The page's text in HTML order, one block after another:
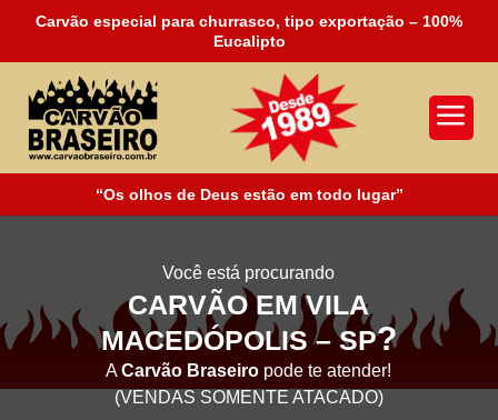
Carvão especial para churrasco, tipo exportação – 100%
Eucalipto
a
“Os olhos de Deus estão em todo lugar”
Você está procurando
CARVÃO EM VILA
MACEDÓPOLIS – SP?
ACarvão Braseiro pode te atender!
(VENDAS SOMENTE ATACADO)